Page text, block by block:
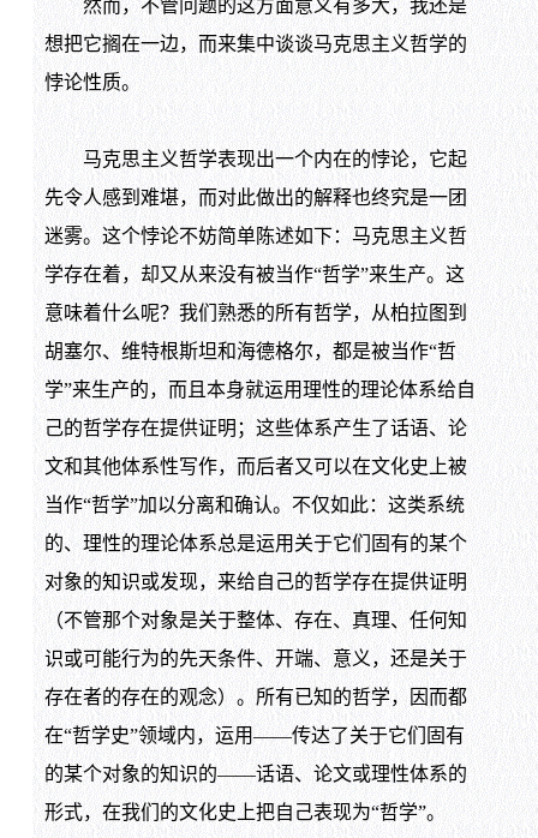
然而，不管问题的这方面意义有多大，我还是
想把它搁在一边，而来集中谈谈马克思主义哲学的
悖论性质。
马克思主义哲学表现出一个内在的悖论，它起
先令人感到难堪，而对此做出的解释也终究是一团
迷雾。这个悖论不妨简单陈述如下：马克思主义哲
学存在着，却又从来没有被当作“哲学”来生产。这
意味着什么呢？我们熟悉的所有哲学，从柏拉图到
胡塞尔、维特根斯坦和海德格尔，都是被当作“哲
学”来生产的，而且本身就运用理性的理论体系给自
己的哲学存在提供证明；这些体系产生了话语、论
文和其他体系性写作，而后者又可以在文化史上被
当作“哲学”加以分离和确认。不仅如此：这类系统
的、理性的理论体系总是运用关于它们固有的某个
对象的知识或发现，来给自己的哲学存在提供证明
（不管那个对象是关于整体、存在、真理、任何知
识或可能行为的先天条件、开端、意义，还是关于
存在者的存在的观念）。所有已知的哲学，因而都
在“哲学史”领域内，运用——传达了关于它们固有
的某个对象的知识的——话语、论文或理性体系的
形式，在我们的文化史上把自己表现为“哲学”。